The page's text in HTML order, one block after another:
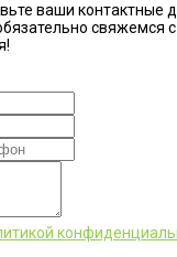
ваши контактные
свяжемся